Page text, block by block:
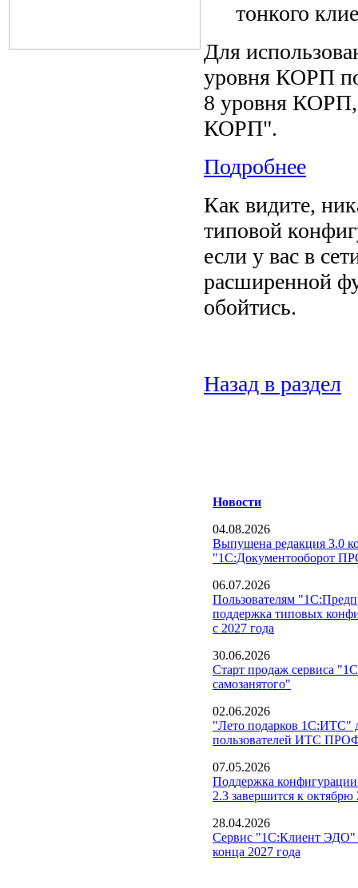
тонкого
Для
уровня КОРП
8 уровня КОРП,
КОРП".
Подробнее
Как видите,
типовой
если у вас в
расширенной
обойтись.
Назад в раздел
Новости
04.08.2026
Выпущена редакция 3.0
"1С:Документооборот
06.07.2026
Пользователям
поддержка типовых
с 2027 года
30.06.2026
Старт продаж сервиса
самозанятого"
02.06.2026
"Лето подарков 1С:ИТС"
пользователей ИТС
07.05.2026
Поддержка
2.3 завершится к октябрю
28.04.2026
Сервис "1С:Клиент ЭДО"
конца 2027 года